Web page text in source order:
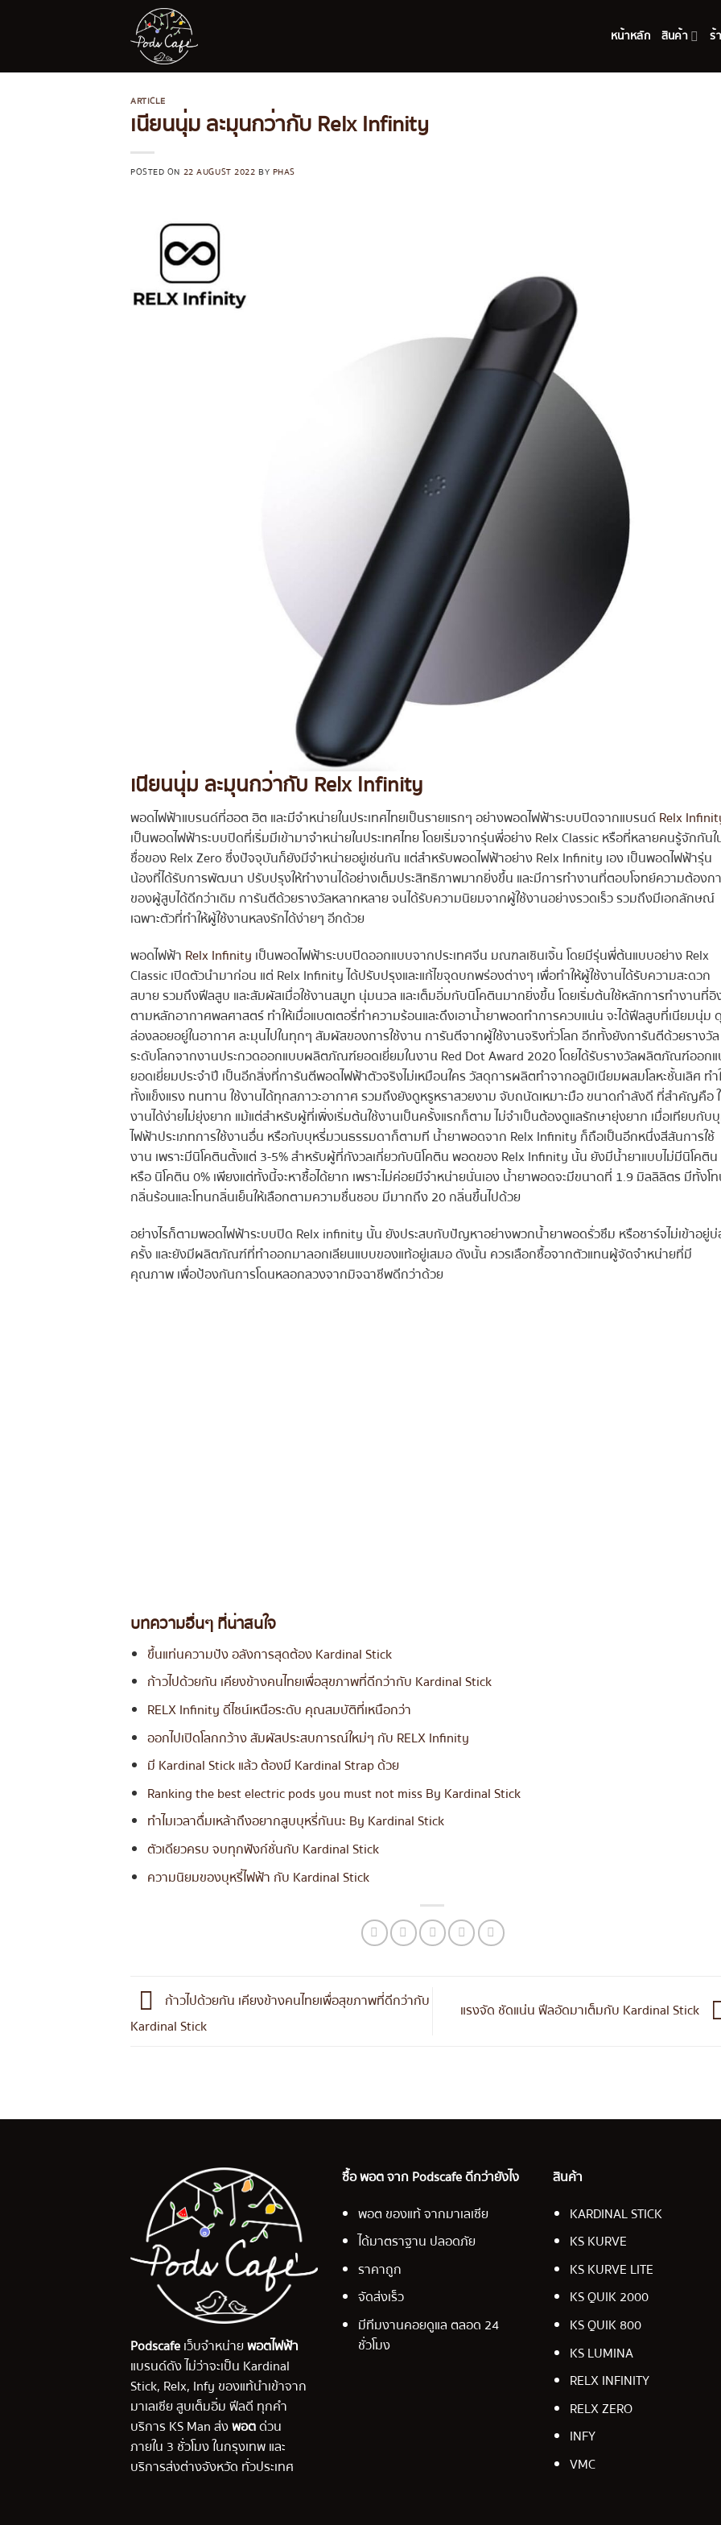
หน้าหลัก สินค้า ร้
ARTICLE
เนียนนุ่ม ละมุนกว่ากับ Relx Infinity
POSTED ON 22 AUGUST 2022 BY PHAS
เนียนนุ่ม ละมุนกว่ากับ Relx Infinity
พอดไฟฟ้าแบรนด์ที่ฮอต ฮิต และมีจำหน่ายในประเทศไทยเป็นรายแรกๆ อย่างพอดไฟฟ้าระบบปิดจากแบรนด์Relx
เป็นพอดไฟฟ้าระบบปิดที่เริ่มมีเข้ามาจำหน่ายในประเทศไทย โดยเริ่มจากรุ่นพี่อย่าง Relx Classic หรือที่หลายคนรู้จักกันใ
ชื่อของ Relx Zero ซึ่งปัจจุบันก็ยังมีจำหน่ายอยู่เช่นกัน แต่สำหรับพอดไฟฟ้าอย่าง Relx Infinity เอง เป็นพอดไฟฟ้ารุ่น
น้องที่ได้รับการพัฒนา ปรับปรุงให้ทำงานได้อย่างเต็มประสิทธิภาพมากยิ่งขึ้น และมีการทำงานที่ตอบโจทย์ความต้องก
ของผู้สูบได้ดีกว่าเดิม การันตีด้วยรางวัลหลากหลาย จนได้รับความนิยมจากผู้ใช้งานอย่างรวดเร็ว รวมถึงมีเอกลักษณ์
เฉพาะตัวที่ทำให้ผู้ใช้งานหลงรักได้ง่ายๆ อีกด้วย
พอดไฟฟ้า Relx Infinity เป็นพอดไฟฟ้าระบบปิดออกแบบจากประเทศจีน มณฑลเซินเจิ้น โดยมีรุ่นพี่ต้นแบบอย่าง Relx
Classic เปิดตัวนำมาก่อน แต่ Relx Infinity ได้ปรับปรุงและแก้ไขจุดบกพร่องต่างๆ เพื่อทำให้ผู้ใช้งานได้รับความสะดวก
สบาย รวมถึงฟีลสูบ และสัมผัสเมื่อใช้งานสมูท นุ่มนวล และเต็มอิ่มกับนิโคตินมากยิ่งขึ้น โดยเริ่มต้นใช้หลักการทำงานที่อิ
ตามหลักอากาศพลศาสตร์ ทำให้เมื่อแบตเตอรี่ทำความร้อนและดึงเอาน้ำยาพอดทำการควบแน่น จะได้ฟีลสูบที่เนียมนุ่ม
ล่องลอยอยู่ในอากาศ ละมุนไปในทุกๆ สัมผัสของการใช้งาน การันตีจากผู้ใช้งานจริงทั่วโลก อีกทั้งยังการันตีด้วยรางวัล
ระดับโลกจากงานประกวดออกแบบผลิตภัณฑ์ยอดเยี่ยมในงาน Red Dot Award 2020 โดยได้รับรางวัลผลิตภัณฑ์ออก
ยอดเยี่ยมประจำปี เป็นอีกสิ่งที่การันตีพอดไฟฟ้าตัวจริงไม่เหมือนใคร วัสดุการผลิตทำจากอลูมิเนียมผสมโลหะชั้นเลิศ ทำ
ทั้งแข็งแรง ทนทาน ใช้งานได้ทุกสภาวะอากาศ รวมถึงยังดูหรูหราสวยงาม จับถนัดเหมาะมือ ขนาดกำลังดี ที่สำคัญคือ
งานได้ง่ายไม่ยุ่งยาก แม้แต่สำหรับผู้ที่เพิ่งเริ่มต้นใช้งานเป็นครั้งแรกก็ตาม ไม่จำเป็นต้องดูแลรักษายุ่งยาก เมื่อเทียบกับ
ไฟฟ้าประเภทการใช้งานอื่น หรือกับบุหรี่มวนธรรมดาก็ตามที น้ำยาพอดจาก Relx Infinity ก็ถือเป็นอีกหนึ่งสีสันการใช้
งาน เพราะมีนิโคตินตั้งแต่ 3-5% สำหรับผู้ที่กังวลเกี่ยวกับนิโคติน พอดของ Relx Infinity นั้น ยังมีน้ำยาแบบไม่มีนิโคติน
หรือ นิโคติน 0% เพียงแต่ทั้งนี้จะหาซื้อได้ยาก เพราะไม่ค่อยมีจำหน่ายนั่นเอง น้ำยาพอดจะมีขนาดที่ 1.9 มิลลิลิตร มีทั้งโ
กลิ่นร้อนและโทนกลิ่นเย็นให้เลือกตามความชื่นชอบ มีมากถึง 20 กลิ่นขึ้นไปด้วย
อย่างไรก็ตามพอดไฟฟ้าระบบปิด Relx infinity นั้น ยังประสบกับปัญหาอย่างพวกน้ำยาพอดรั่วซึม หรือชาร์จไม่เข้าอยู่บ่
ครั้ง และยังมีผลิตภัณฑ์ที่ทำออกมาลอกเลียนแบบของแท้อยู่เสมอ ดังนั้น ควรเลือกซื้อจากตัวแทนผู้จัดจำหน่ายที่มี
คุณภาพ เพื่อป้องกันการโดนหลอกลวงจากมิจฉาชีพดีกว่าด้วย
บทความอื่นๆ ที่น่าสนใจ
ขึ้นแท่นความปัง อลังการสุดต้อง Kardinal Stick
ก้าวไปด้วยกัน เคียงข้างคนไทยเพื่อสุขภาพที่ดีกว่ากับ Kardinal Stick
RELX Infinity ดีไซน์เหนือระดับ คุณสมบัติที่เหนือกว่า
ออกไปเปิดโลกกว้าง สัมผัสประสบการณ์ใหม่ๆ กับ RELX Infinity
มี Kardinal Stick แล้ว ต้องมี Kardinal Strap ด้วย
Ranking the best electric pods you must not miss By Kardinal Stick
ทำไมเวลาดื่มเหล้าถึงอยากสูบบุหรี่กันนะ By Kardinal Stick
ตัวเดียวครบ จบทุกฟังก์ชั่นกับ Kardinal Stick
ความนิยมของบุหรี่ไฟฟ้า กับ Kardinal Stick
ก้าวไปด้วยกัน เคียงข้างคนไทยเพื่อสุขภาพที่ดีกว่ากับ
Kardinal Stick
แรงจัด ชัดแน่น ฟีลอัดมาเต็มกับ Kardinal Stick
Podscafeเว็บจำหน่ายพอตไฟฟ้า
แบรนด์ดัง ไม่ว่าจะเป็น Kardinal
Stick, Relx, Infy ของแท้นำเข้าจาก
มาเลเซีย สูบเต็มอิ่ม ฟีลดี ทุกคำ
บริการ KS Man ส่งพอตด่วน
ภายใน 3 ชั่วโมง ในกรุงเทพ และ
บริการส่งต่างจังหวัด ทั่วประเทศ
ซื้อ พอต จาก Podscafe ดีกว่ายังไง
พอต ของแท้ จากมาเลเซีย
ได้มาตราฐาน ปลอดภัย
ราคาถูก
จัดส่งเร็ว
มีทีมงานคอยดูแล ตลอด 24
ชั่วโมง
สินค้า
KARDINAL STICK
KS KURVE
KS KURVE LITE
KS QUIK 2000
KS QUIK 800
KS LUMINA
RELX INFINITY
RELX ZERO
INFY
VMC